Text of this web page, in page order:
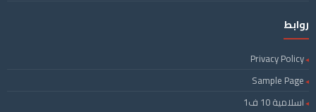
روابط
Privacy Policy
Sample Page
اسلامية 10 ف1